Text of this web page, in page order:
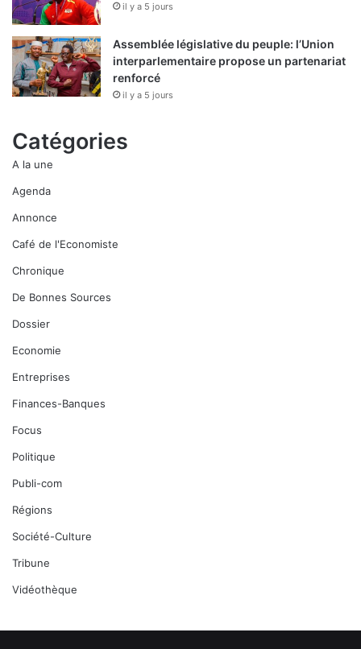
il y a 5 jours
Assemblée législative du peuple: l’Union
interparlementaire propose un partenariat
renforcé
il y a 5 jours
Catégories
A la une
Agenda
Annonce
Café de l'Economiste
Chronique
De Bonnes Sources
Dossier
Economie
Entreprises
Finances-Banques
Focus
Politique
Publi-com
Régions
Société-Culture
Tribune
Vidéothèque